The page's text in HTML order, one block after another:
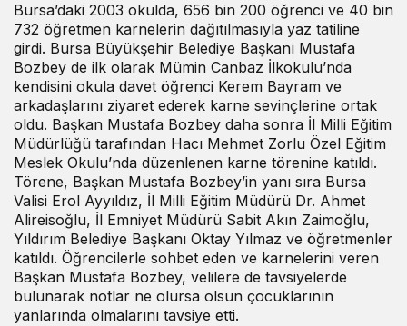
Bursa’daki 2003 okulda, 656 bin 200 öğrenci ve 40 bin
732 öğretmen karnelerin dağıtılmasıyla yaz tatiline
girdi. Bursa Büyükşehir Belediye Başkanı Mustafa
Bozbey de ilk olarak Mümin Canbaz İlkokulu’nda
kendisini okula davet öğrenci Kerem Bayram ve
arkadaşlarını ziyaret ederek karne sevinçlerine ortak
oldu. Başkan Mustafa Bozbey daha sonra İl Milli Eğitim
Müdürlüğü tarafından Hacı Mehmet Zorlu Özel Eğitim
Meslek Okulu’nda düzenlenen karne törenine katıldı.
Törene, Başkan Mustafa Bozbey’in yanı sıra Bursa
Valisi Erol Ayyıldız, İl Milli Eğitim Müdürü Dr. Ahmet
Alireisoğlu, İl Emniyet Müdürü Sabit Akın Zaimoğlu,
Yıldırım Belediye Başkanı Oktay Yılmaz ve öğretmenler
katıldı. Öğrencilerle sohbet eden ve karnelerini veren
Başkan Mustafa Bozbey, velilere de tavsiyelerde
bulunarak notlar ne olursa olsun çocuklarının
yanlarında olmalarını tavsiye etti.